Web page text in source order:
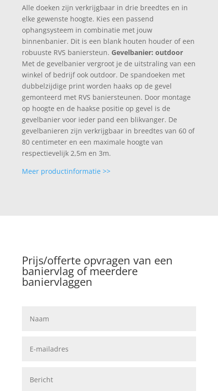
Alle doeken zijn verkrijgbaar in drie breedtes en in
elke gewenste hoogte. Kies een passend
ophangsysteem in combinatie met jouw
binnenbanier. Dit is een blank houten houder of een
robuuste RVS baniersteun. Gevelbanier: outdoor
Met de gevelbanier vergroot je de uitstraling van een
winkel of bedrijf ook outdoor. De spandoeken met
dubbelzijdige print worden haaks op de gevel
gemonteerd met RVS baniersteunen. Door montage
op hoogte en de haakse positie op gevel is de
gevelbanier voor ieder pand een blikvanger. De
gevelbanieren zijn verkrijgbaar in breedtes van 60 of
80 centimeter en een maximale hoogte van
respectievelijk 2,5m en 3m.
Meer productinformatie >>
Prijs/offerte opvragen van een
baniervlag of meerdere
baniervlaggen